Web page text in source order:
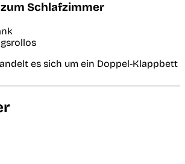
Schlafzimmer
es sich um ein Doppel-Klappbett